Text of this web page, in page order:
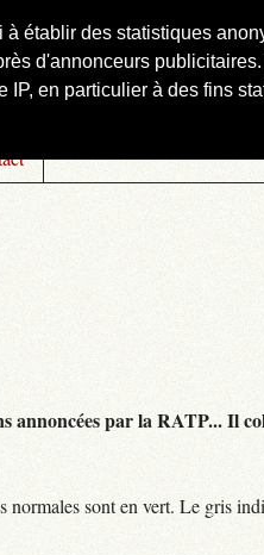
établir des statistiques
d'annonceurs
en particulier à des fins
annoncées par la RATP... Il
sont en vert. Le gris